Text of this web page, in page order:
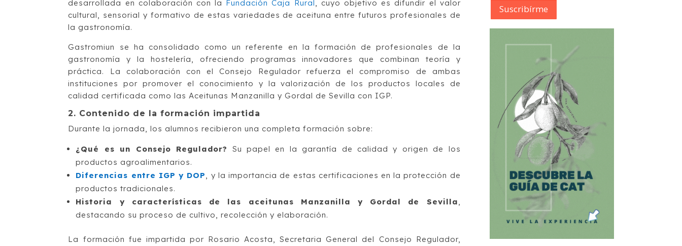
desarrollada en colaboración con la Fundación Caja Rural, cuyo objetivo es difundir el valor
cultural, sensorial y formativo de estas variedades de aceituna entre futuros profesionales de
la gastronomía.
Gastromiun se ha consolidado como un referente en la formación de profesionales de la
gastronomía y la hostelería, ofreciendo programas innovadores que combinan teoría y
práctica. La colaboración con el Consejo Regulador refuerza el compromiso de ambas
instituciones por promover el conocimiento y la valorización de los productos locales de
calidad certificada como las Aceitunas Manzanilla y Gordal de Sevilla con IGP.
2. Contenido de la formación impartida
Durante la jornada, los alumnos recibieron una completa formación sobre:​
¿Qué es un Consejo Regulador?
Su papel en la garantía de calidad y origen de los
productos agroalimentarios.
Diferencias entre IGP y DOP, y la importancia de estas certificaciones en la protección de
productos tradicionales.
Historia y características de las aceitunas Manzanilla y Gordal de Sevilla,
destacando su proceso de cultivo, recolección y elaboración.​
La formación fue impartida por Rosario Acosta, Secretaria General del Consejo Regulador,
Suscribírme